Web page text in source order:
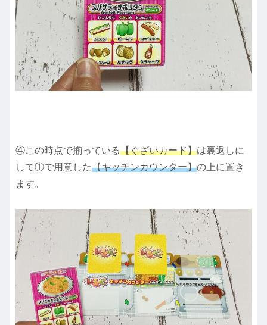
④この時点で揃っている【ぐざいカード】は裏返しに
して①で用意した【キッチンカウンター】の上に置き
ます。